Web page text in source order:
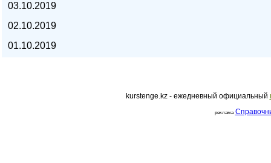
03.10.2019
02.10.2019
01.10.2019
kurstenge.kz - ежедневный официальный
реклама